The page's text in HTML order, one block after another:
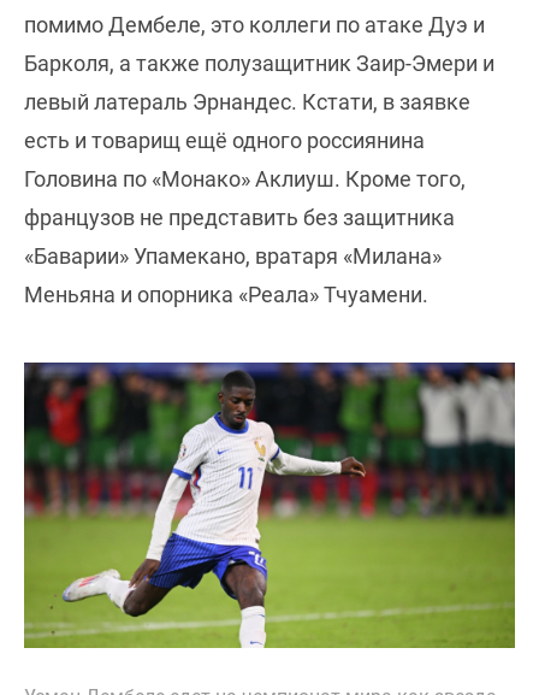
помимо Дембеле, это коллеги по атаке Дуэ и
Барколя, а также полузащитник Заир-Эмери и
левый латераль Эрнандес. Кстати, в заявке
есть и товарищ ещё одного россиянина
Головина по «Монако» Аклиуш. Кроме того,
французов не представить без защитника
«Баварии» Упамекано, вратаря «Милана»
Меньяна и опорника «Реала» Тчуамени.